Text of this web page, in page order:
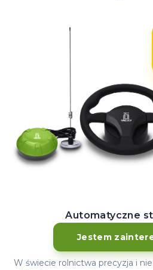
Automatyczne
Jestem
W świecie rolnictwa precyzja i